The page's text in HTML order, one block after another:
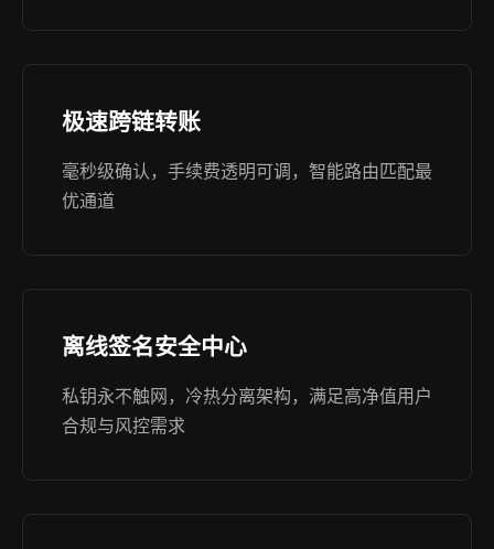
极速跨链转账
毫秒级确认，手续费透明可调，智能路由匹配最
优通道
离线签名安全中心
私钥永不触网，冷热分离架构，满足高净值用户
合规与风控需求